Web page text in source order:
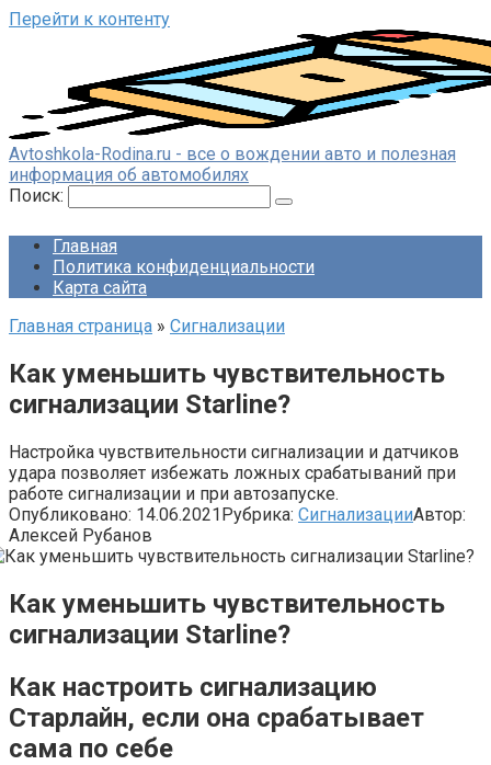
Перейти к контенту
Avtoshkola-Rodina.ru - все о вождении авто и полезная
информация об автомобилях
Поиск:
Главная
Политика конфиденциальности
Карта сайта
Главная страница » Сигнализации
Как уменьшить чувствительность
сигнализации Starline?
Настройка чувствительности сигнализации и датчиков
удара позволяет избежать ложных срабатываний при
работе сигнализации и при автозапуске.
Опубликовано: 14.06.2021Рубрика: СигнализацииАвтор:
Алексей Рубанов
Как уменьшить чувствительность
сигнализации Starline?
Как настроить сигнализацию
Старлайн, если она срабатывает
сама по себе